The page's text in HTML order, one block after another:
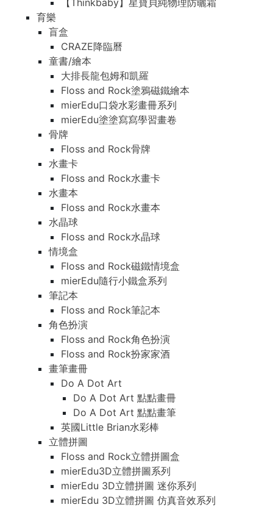
【Thinkbaby】星寶貝純物理防曬霜
育樂
盲盒
CRAZE降臨曆
童書/繪本
大排長龍包姆和凱羅
Floss and Rock塗鴉磁鐵繪本
mierEdu口袋水彩畫冊系列
mierEdu塗塗寫寫學習畫卷
骨牌
Floss and Rock骨牌
水畫卡
Floss and Rock水畫卡
水畫本
Floss and Rock水畫本
水晶球
Floss and Rock水晶球
情境盒
Floss and Rock磁鐵情境盒
mierEdu隨行小鐵盒系列
筆記本
Floss and Rock筆記本
角色扮演
Floss and Rock角色扮演
Floss and Rock扮家家酒
畫筆畫冊
Do A Dot Art
Do A Dot Art 點點畫冊
Do A Dot Art 點點畫筆
英國Little Brian水彩棒
立體拼圖
Floss and Rock立體拼圖盒
mierEdu3D立體拼圖系列
mierEdu 3D立體拼圖 迷你系列
mierEdu 3D立體拼圖 仿真音效系列